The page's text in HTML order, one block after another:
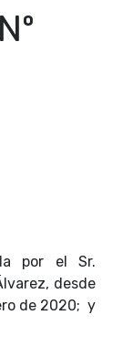
por el Sr.
desde
de 2020; y